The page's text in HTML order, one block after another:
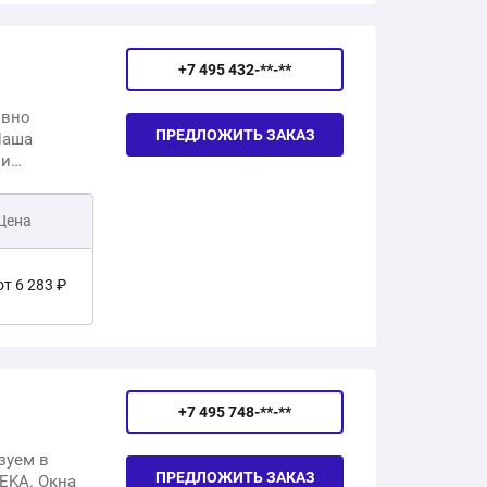
16 438 ₽
до 5
6 283 ₽
+7 495 432-**-**
ПРЕДЛОЖИТЬ ЗАКАЗ
в
Окна
+7 495 748-**-**
ПРЕДЛОЖИТЬ ЗАКАЗ